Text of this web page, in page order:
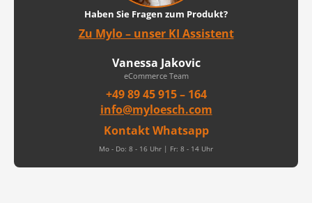
Haben Sie Fragen zum Produkt?
Zu Mylo – unser KI Assistent
Vanessa Jakovic
eCommerce Team
+49 89 45 915 – 164
info@myloesch.com
Kontakt Whatsapp
Mo - Do: 8 - 16 Uhr | Fr: 8 - 14 Uhr